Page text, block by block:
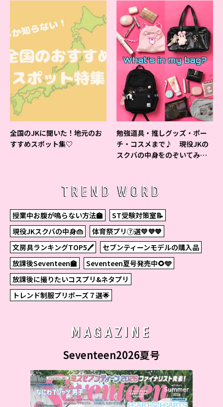
全国のJKに聞いた！地元のお
すすめスポット集♡
勉強道具・推しグッズ・ポー
チ・コスメまで♪ 現役JKの
スクバの中身をのぞいてみ
TREND WORD
授業中お腹が鳴らない方法🏫
ST受験対策室📝
現役JKスクバの中身👜
体育祭プリ⑦選💛💜💙
文房具ランキングTOP5🖊
セブンティーンモデルの購入品
放課後Seventeen🏫
Seventeen夏号発売中🌻🩵
放課後に撮りたいコスプリ&ネタプリ
トレンド制服プリポーズ７選🌟
MAGAZINE
Seventeen2026夏号